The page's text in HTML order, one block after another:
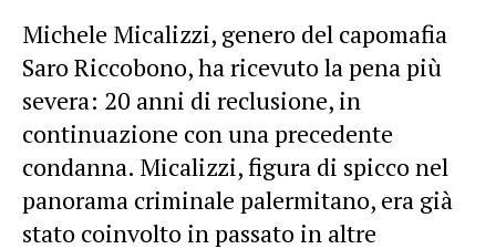
Michele Micalizzi, genero del capomafia
Saro Riccobono, ha ricevuto la pena più
severa: 20 anni di reclusione, in
continuazione con una precedente
condanna. Micalizzi, figura di spicco nel
panorama criminale palermitano, era già
stato coinvolto in passato in altre